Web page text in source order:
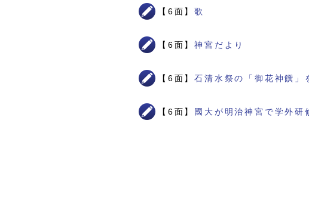
【6面】歌
【6面】神宮だより
【6面】石清水祭の「御花神饌
【6面】 國大が明治神宮で学外